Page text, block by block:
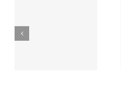
大車禍對
方全責案